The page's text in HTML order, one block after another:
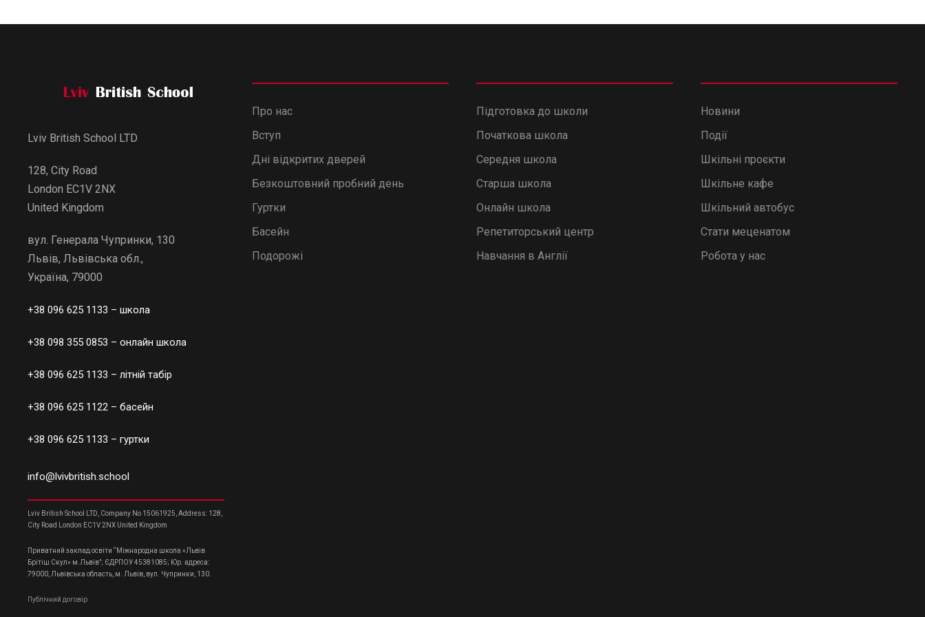
Lviv British School LTD
128, City Road
London EC1V 2NX
United Kingdom
вул. Генерала Чупринки, 130
Львів, Львівська обл.,
Україна, 79000
+38 096 625 1133 – школа
+38 098 355 0853 – онлайн школа
+38 096 625 1133 – літній табір
+38 096 625 1122 – басейн
+38 096 625 1133 – гуртки
info@lvivbritish.school
Lviv British School LTD, Company No 15061925, Address: 128,
City Road London EC1V 2NX United Kingdom
Приватний заклад освіти “Міжнародна школа «Львів
Брітіш Скул» м.Львів”; ЄДРПОУ 45381085; Юр. адреса:
79000, Львівська область, м. Львів, вул. Чупринки, 130.
Публічний договір
Про нас
Вступ
Дні відкритих дверей
Безкоштовний пробний день
Гуртки
Басейн
Подорожі
Підготовка до школи
Початкова школа
Середня школа
Старша школа
Онлайн школа
Репетиторський центр
Навчання в Англії
Новини
Події
Шкільні проєкти
Шкільне кафе
Шкільний автобус
Стати меценатом
Робота у нас